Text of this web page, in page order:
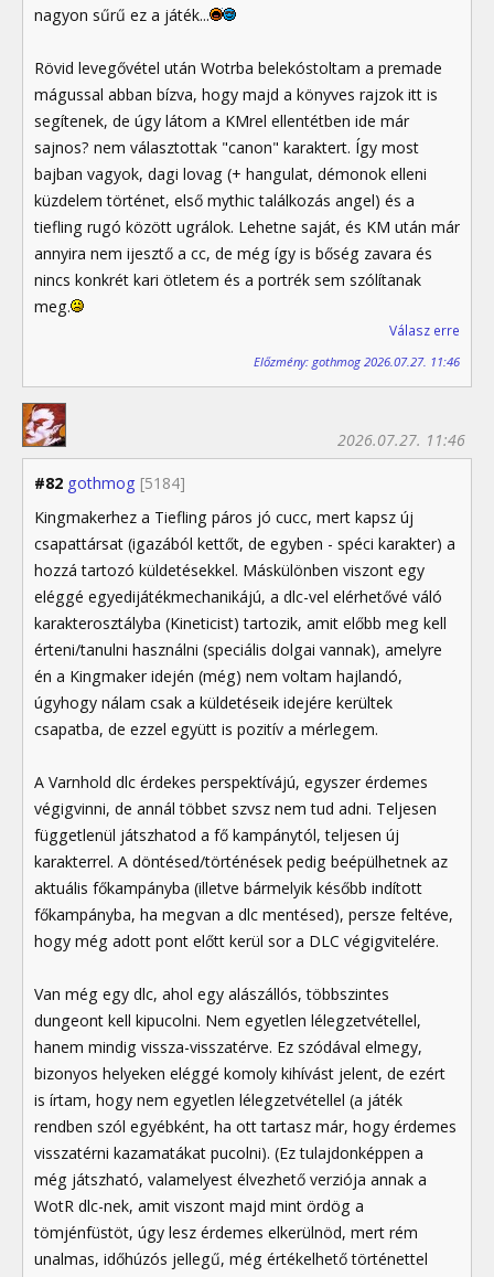
nagyon sűrű ez a játék...
Rövid levegővétel után Wotrba belekóstoltam a premade
mágussal abban bízva, hogy majd a könyves rajzok itt is
segítenek, de úgy látom a KMrel ellentétben ide már
sajnos? nem választottak "canon" karaktert. Így most
bajban vagyok, dagi lovag (+ hangulat, démonok elleni
küzdelem történet, első mythic találkozás angel) és a
tiefling rugó között ugrálok. Lehetne saját, és KM után már
annyira nem ijesztő a cc, de még így is bőség zavara és
nincs konkrét kari ötletem és a portrék sem szólítanak
meg.
Válasz erre
Előzmény: gothmog 2026.07.27. 11:46
#82 gothmog [5184]
2026.07.27. 11:46
Kingmakerhez a Tiefling páros jó cucc, mert kapsz új
csapattársat (igazából kettőt, de egyben - spéci karakter) a
hozzá tartozó küldetésekkel. Máskülönben viszont egy
eléggé egyedijátékmechanikájú, a dlc-vel elérhetővé váló
karakterosztályba (Kineticist) tartozik, amit előbb meg kell
érteni/tanulni használni (speciális dolgai vannak), amelyre
én a Kingmaker idején (még) nem voltam hajlandó,
úgyhogy nálam csak a küldetéseik idejére kerültek
csapatba, de ezzel együtt is pozitív a mérlegem.
A Varnhold dlc érdekes perspektívájú, egyszer érdemes
végigvinni, de annál többet szvsz nem tud adni. Teljesen
függetlenül játszhatod a fő kampánytól, teljesen új
karakterrel. A döntésed/történések pedig beépülhetnek az
aktuális főkampányba (illetve bármelyik később indított
főkampányba, ha megvan a dlc mentésed), persze feltéve,
hogy még adott pont előtt kerül sor a DLC végigvitelére.
Van még egy dlc, ahol egy alászállós, többszintes
dungeont kell kipucolni. Nem egyetlen lélegzetvétellel,
hanem mindig vissza-visszatérve. Ez szódával elmegy,
bizonyos helyeken eléggé komoly kihívást jelent, de ezért
is írtam, hogy nem egyetlen lélegzetvétellel (a játék
rendben szól egyébként, ha ott tartasz már, hogy érdemes
visszatérni kazamatákat pucolni). (Ez tulajdonképpen a
még játszható, valamelyest élvezhető verziója annak a
WotR dlc-nek, amit viszont majd mint ördög a
tömjénfüstöt, úgy lesz érdemes elkerülnöd, mert rém
unalmas, időhúzós jellegű, még értékelhető történettel